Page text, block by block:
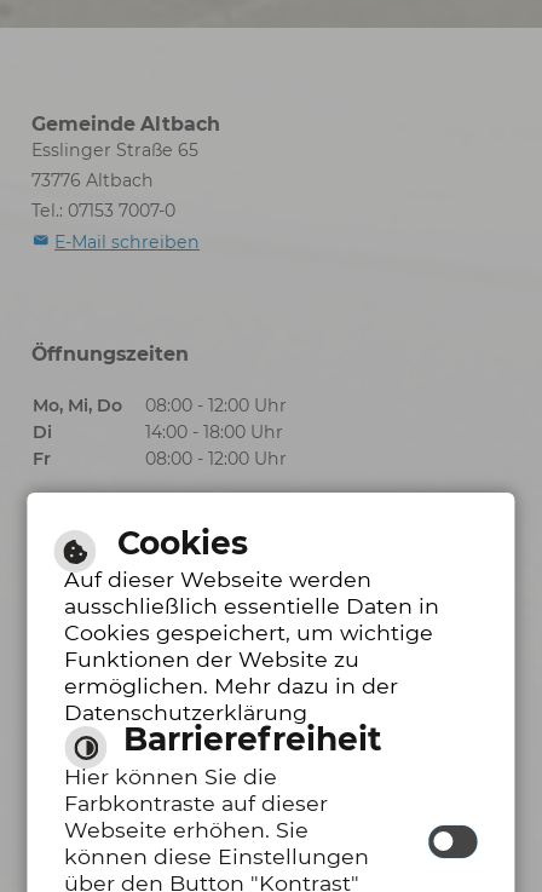
Gemeinde Altbach
Esslinger Straße 65
73776 Altbach
Tel.: 07153 7007-0
E-Mail schreiben
Öffnungszeiten
Mo, Mi, Do
08:00 - 12:00 Uhr
Di
14:00 - 18:00 Uhr
Fr
08:00 - 12:00 Uhr
Öffnungszeiten Bürgerbüro
Mo, Mi, Do
08:00 - 12:00 Uhr
14:00 - 18:00 Uhr
08:00 - 12:00 Uhr
Barrierefreie Ansicht
Inhalt|Impressum|Hilfe|Datenschutzerklärung
Erklärung zur Barrierefreiheit
Cookies
Auf dieser Webseite werden
ausschließlich essentielle Daten in
Cookies gespeichert, um wichtige
Funktionen der Website zu
ermöglichen. Mehr dazu in der
Datenschutzerklärung
Barrierefreiheit
Hier können Sie die
Farbkontraste auf dieser
Webseite erhöhen. Sie
können diese Einstellungen
über den Button "Kontrast"